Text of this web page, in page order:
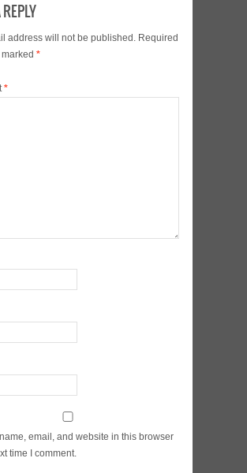
address will not be published. Required
*
*
email, and website in this browser
time I comment.